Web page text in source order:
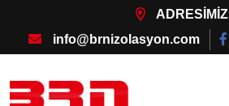
ADRESİMİZ
info@brnizolasyon.com